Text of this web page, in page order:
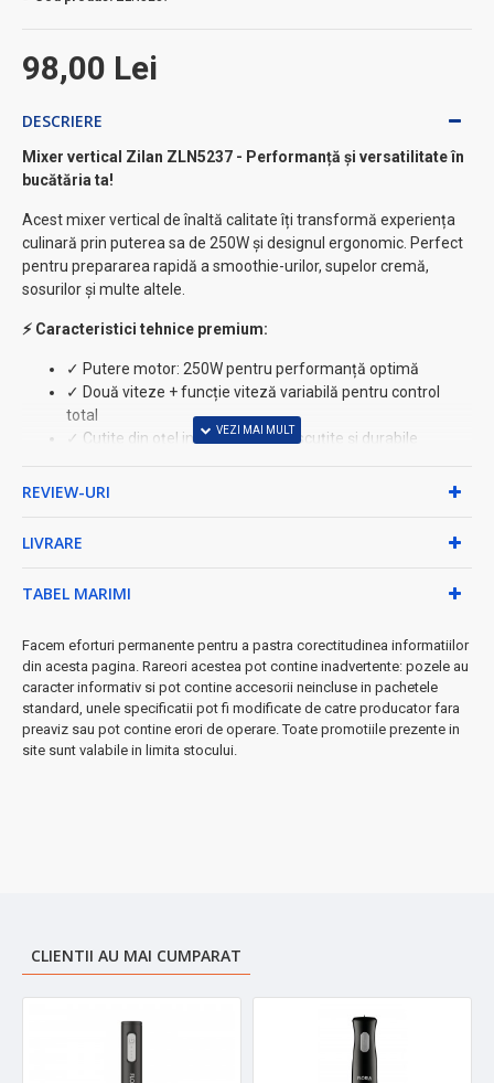
98,00 Lei
DESCRIERE
Mixer vertical Zilan ZLN5237 - Performanță și versatilitate în
bucătăria ta!
Acest mixer vertical de înaltă calitate îți transformă experiența
culinară prin puterea sa de 250W și designul ergonomic. Perfect
pentru prepararea rapidă a smoothie-urilor, supelor cremă,
sosurilor și multe altele.
⚡ Caracteristici tehnice premium:
✓ Putere motor: 250W pentru performanță optimă
✓ Două viteze + funcție viteză variabilă pentru control
total
✓ Cutite din oțel inoxidabil ultra-ascuțite și durabile
✓ Dimensiuni compacte: 20cm înălțime (fără accesorii)
● De ce să alegi Zilan ZLN5237?
• Ușor de curățat și întreținut
• Raport calitate-preț excepțional
• Perfect pentru preparate sănătoase și delicioase
★ Ideal pentru:smoothie-uri, supe cremă, sosuri, maioneză
casă, piureuri pentru copii și multe alte preparate culinare.
REVIEW-URI
LIVRARE
TABEL MARIMI
Facem eforturi permanente pentru a pastra corectitudinea informatiilor
din acesta pagina. Rareori acestea pot contine inadvertente: pozele au
caracter informativ si pot contine accesorii neincluse in pachetele
standard, unele specificatii pot fi modificate de catre producator fara
preaviz sau pot contine erori de operare. Toate promotiile prezente in
site sunt valabile in limita stocului.
CLIENTII AU MAI CUMPARAT